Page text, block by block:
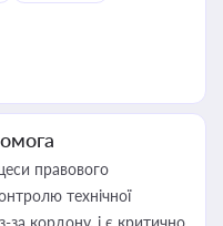
правового
технічної
за кордону, і є критично